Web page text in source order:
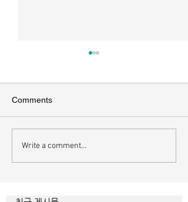
[시36:2] 그가 스스로 자랑하기
를 자기의 죄악은 드러나지 아니
라 함이로다 악인들의 특징을 묘
사한 대목이다. 죄악 중에서도
향한 사탄의 활동은 전방위적이
Comments
Write a comment...